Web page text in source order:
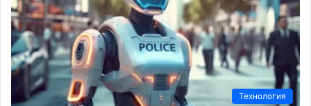
Технология